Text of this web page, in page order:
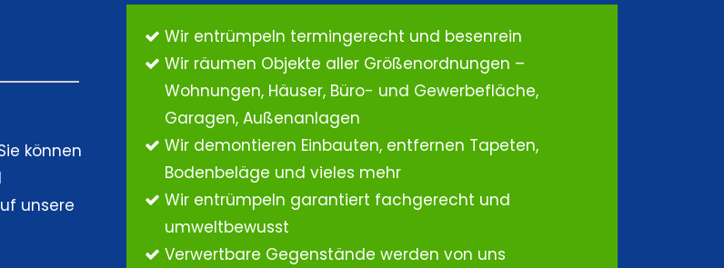
können
unsere
Wir entrümpeln termingerecht und besenrein
Wir räumen Objekte aller Größenordnungen –
Wohnungen, Häuser, Büro- und Gewerbefläche,
Garagen, Außenanlagen
Wir demontieren Einbauten, entfernen Tapeten,
Bodenbeläge und vieles mehr
Wir entrümpeln garantiert fachgerecht und
umweltbewusst
Verwertbare Gegenstände werden von uns